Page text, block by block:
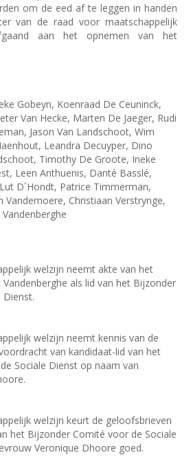
om de eed af te leggen in handen
van de raad voor maatschappelijk
aan het opnemen van het
Gobeyn, Koenraad De Ceuninck,
Van Hecke, Marten De Jaeger, Rudi
Jason Van Landschoot, Wim
Leandra Decuyper, Dino
Timothy De Groote, Ineke
Leen Anthuenis, Danté Basslé,
D´Hondt, Patrice Timmerman,
Vandemoere, Christiaan Verstrynge,
welzijn neemt akte van het
als lid van het Bijzonder
Dienst.
welzijn neemt kennis van de
van kandidaat-lid van het
Sociale Dienst op naam van
welzijn keurt de geloofsbrieven
het Bijzonder Comité voor de Sociale
Veronique Dhoore goed.